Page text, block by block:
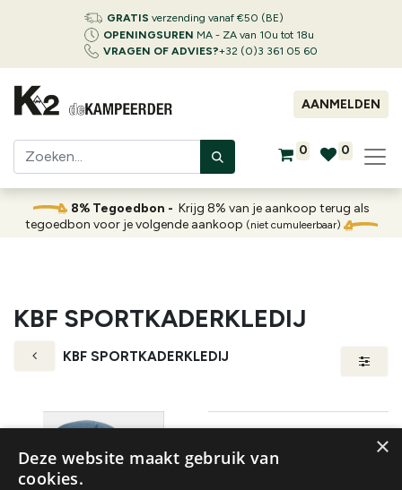
GRATIS verzending vanaf €50 (BE)
OPENINGSUREN MA - ZA van 10u tot 18u
VRAGEN OF ADVIES?+32 (0)3 361 05 60
AANMELDEN
0 0
8% Tegoedbon - Krijg 8% van je aankoop terug als
tegoedbon voor je volgende aankoop (niet cumuleerbaar)
KBF SPORTKADERKLEDIJ
KBF SPORTKADERKLEDIJ
×
Deze website maakt gebruik van
cookies.